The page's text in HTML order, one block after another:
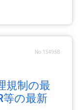
No.154958
規制の最
等の最新